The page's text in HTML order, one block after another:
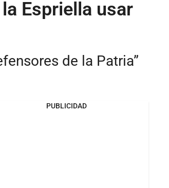
Espriella usar
de la Patria”
PUBLICIDAD